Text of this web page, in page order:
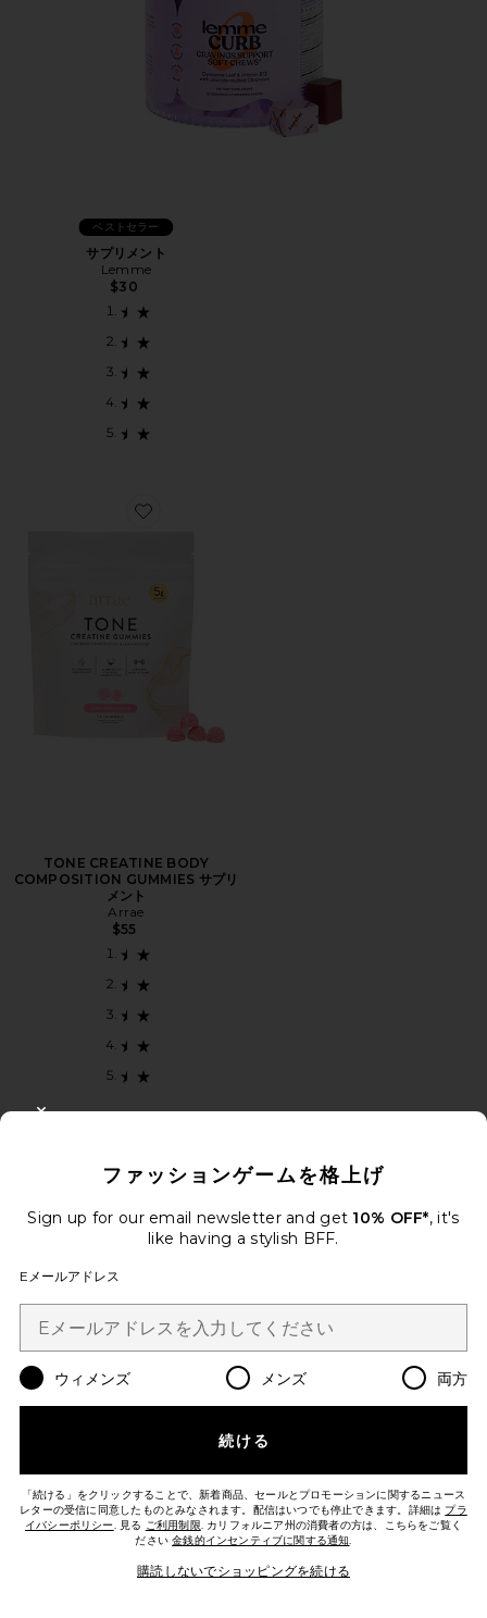
ベストセラー
サプリメント
Lemme
$30
Favorite TONE CREATINE BODY COMPOSITION
TONE CREATINE BODY
COMPOSITION GUMMIES サプリ
メント
Arrae
$55
Favorite MARINE COLLAGEN SUPERPOWDER コラ
ベストセラー
MARINE COLLAGEN
SUPERPOWDER コラーゲン
Par Olive
ファッションゲームを格上げ
Sign up for our email newsletter and get 10% OFF*, it's
like having a stylish BFF.
Eメールアドレス
ウィメンズ メンズ 両方
続ける
「続ける」をクリックすることで、新着商品、セールとプロモーションに関するニュース
レターの受信に同意したものとみなされます。配信はいつでも停止できます。詳細は プラ
イバシーポリシー. 見る ご利用制限. カリフォルニア州の消費者の方は、こちらをご覧く
ださい金銭的インセンティブに関する通知.
購読しないでショッピングを続ける